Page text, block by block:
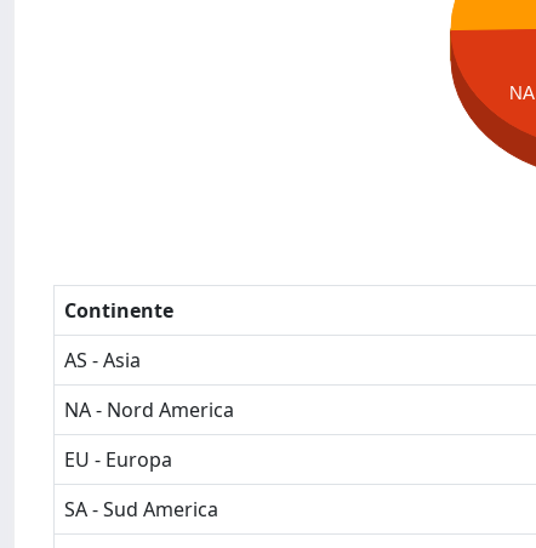
NA
Continente
AS - Asia
NA - Nord America
EU - Europa
SA - Sud America